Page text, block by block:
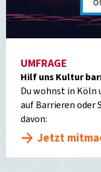
UMFRAGE
Hilf uns Kultur
Du wohnst in Köln
auf Barrieren oder
davon:
Jetzt